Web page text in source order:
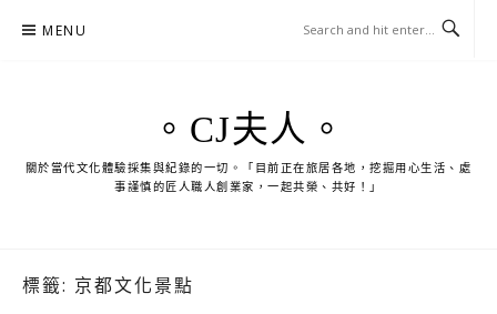
MENU
。CJ夫人。
關於當代文化體驗採集與紀錄的一切。「目前正在旅居各地，挖掘用心生活、處
事謹慎的匠人職人創業家，一起共榮、共好！」
標籤: 京都文化景點